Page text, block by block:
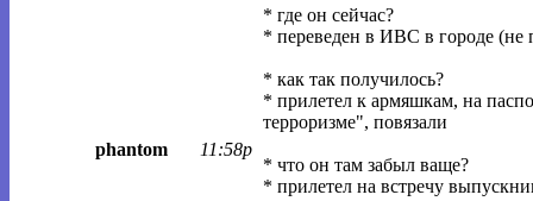
phantom 11:58p
* где он сейчас?
* переведен в ИВС в городе (не
* как так получилось?
* прилетел к армяшкам, на
терроризме", повязали
* что он там забыл ваще?
* прилетел на встречу